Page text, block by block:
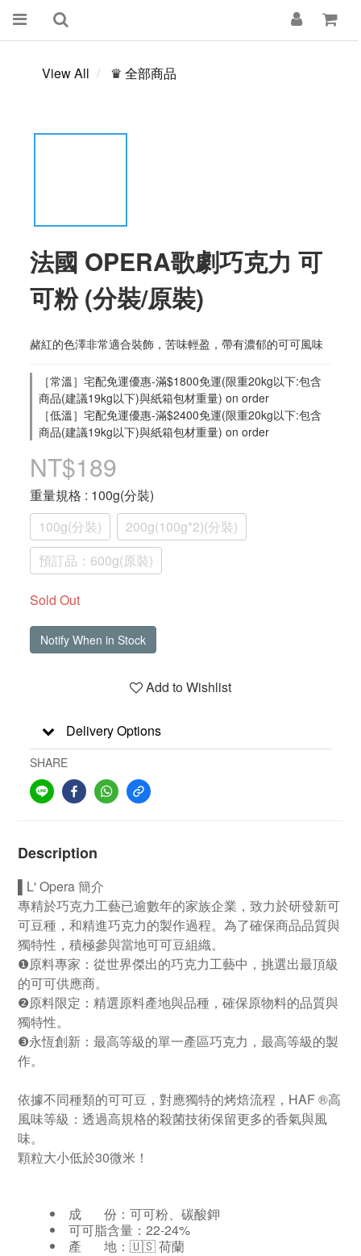
View All ♛ 全部商品
法國 OPERA歌劇巧克力 可
可粉 (分裝/原裝)
赭紅的色澤非常適合裝飾，苦味輕盈，帶有濃郁的可可風味
［常溫］宅配免運優惠-滿$1800免運(限重20kg以下:包含
商品(建議19kg以下)與紙箱包材重量) on order
［低溫］宅配免運優惠-滿$2400免運(限重20kg以下:包含
商品(建議19kg以下)與紙箱包材重量) on order
NT$189
重量規格 : 100g(分裝)
100g(分裝)
200g(100g*2)(分裝)
預訂品：600g(原裝)
Sold Out
Notify When in Stock
Add to Wishlist
Delivery Options
SHARE
Description
▌L' Opera 簡介
專精於巧克力工藝已逾數年的家族企業，致力於研發新可
可豆種，和精進巧克力的製作過程。 為了確保商品品質與
獨特性，積極參與當地可可豆組織。
❶原料專家：從世界傑出的巧克力工藝中，挑選出最頂級
的可可供應商。
❷原料限定：精選原料產地與品種，確保原物料的品質與
獨特性。
❸永恆創新：最高等級的單一產區巧克力，最高等級的製
作。
依據不同種類的可可豆，對應獨特的烤焙流程， HAF ®高
風味等級：透過高規格的殺菌技術保留更多的香氣與風
味。
顆粒大小低於30微米！
成 份： 可可粉、碳酸鉀
可可脂含量：22-24%
產 地：🇺🇸 荷蘭